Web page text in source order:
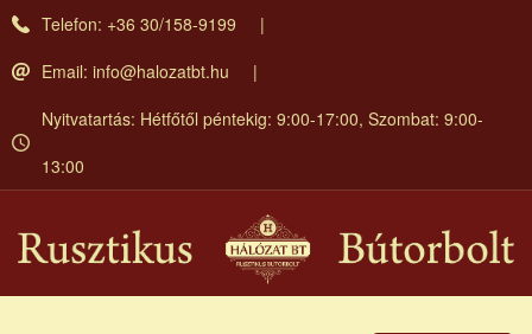
Ugrás
Telefon: +36 30/158-9199
Email: info@halozatbt.hu
Nyitvatartás: Hétfőtől péntekig: 9:00-17:00, Szombat: 9:00-
13:00